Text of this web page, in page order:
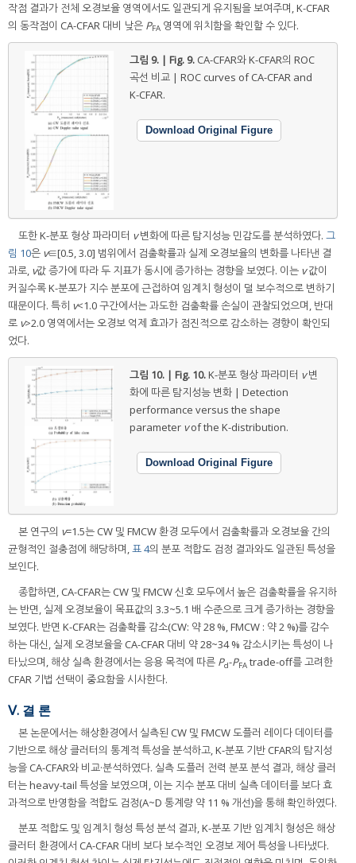
작점 결과가 전체 오경보율 영역에서도 일관되게 유지됨을 보여주며, K-CFAR
의 동작점이 CA-CFAR 대비 낮은 PFA 영역에 위치함을 확인할 수 있다.
그림 9. | Fig. 9. CA-CFAR와 K-CFAR의 ROC
곡선 비교 | ROC curves of CA-CFAR and
K-CFAR.
Download Original Figure
또한 K-분포 형상 파라미터 v변화에 따른 탐지성능 민감도를 분석하였다. 그
림 10은 v∈[0.5, 3.0] 범위에서 검출확률과 실제 오경보율의 변화를 나타낸 결
과로, v값 증가에 따라 두 지표가 동시에 증가하는 경향을 보였다. 이는 v값이
커질수록 K-분포가 지수 분포에 근접하여 임계치 형성이 덜 보수적으로 변하기
때문이다. 특히 v<1.0 구간에서는 과도한 검출확률 손실이 관찰되었으며, 반대
로 v>2.0 영역에서는 오경보 억제 효과가 점진적으로 감소하는 경향이 확인되
었다.
그림 10. | Fig. 10.K-분포 형상 파라미터 v변
화에 따른 탐지성능 변화 | Detection
performance versus the shape
parameter vof the K-distribution.
Download Original Figure
본 연구의 v=1.5는 CW 및 FMCW 환경 모두에서 검출확률과 오경보율 간의
균형적인 절충점에 해당하며,표 4의 분포 적합도 검정 결과와도 일관된 특성을
보인다.
종합하면, CA-CFAR는 CW 및 FMCW 신호 모두에서 높은 검출확률을 유지하
는 반면, 실제 오경보율이 목표값의 3.3~5.1 배 수준으로 크게 증가하는 경향을
보였다. 반면 K-CFAR는 검출확률 감소(CW: 약 28 %, FMCW : 약 2 %)를 감수
하는 대신, 실제 오경보율을 CA-CFAR 대비 약 28~34 % 감소시키는 특성이 나
타났으며, 해상 실측 환경에서는 응용 목적에 따른 Pd-PFA trade-off를 고려한
CFAR 기법 선택이 중요함을 시사한다.
Ⅴ. 결 론
본 논문에서는 해상환경에서 실측된 CW 및 FMCW 도플러 레이다 데이터를
기반으로 해상 클러터의 통계적 특성을 분석하고, K-분포 기반 CFAR의 탐지성
능을 CA-CFAR와 비교·분석하였다. 실측 도플러 전력 분포 분석 결과, 해상 클러
터는 heavy-tail 특성을 보였으며, 이는 지수 분포 대비 실측 데이터를 보다 효
과적으로 반영함을 적합도 검정(A~D 통계량 약 11 % 개선)을 통해 확인하였다.
분포 적합도 및 임계치 형성 특성 분석 결과, K-분포 기반 임계치 형성은 해상
클러터 환경에서 CA-CFAR 대비 보다 보수적인 오경보 제어 특성을 나타냈다.